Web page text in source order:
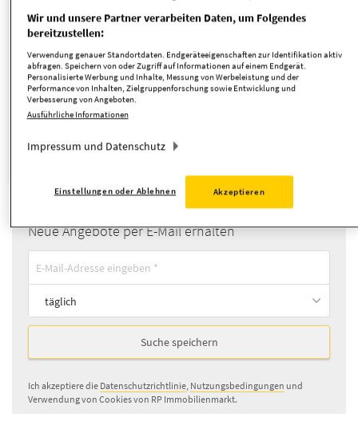
Zimmer
Objekttyp:
Neue Angebote per E-Mail erhalten
täglich
Suche speichern
Ich akzeptiere die Datenschutzrichtlinie, Nutzungsbedingungen und
Verwendung von Cookies von RP Immobilienmarkt.
Wir und unsere Partner verarbeiten Daten, um Folgendes
bereitzustellen:
Verwendung genauer Standortdaten. Endgeräteeigenschaften zur Identifikation aktiv
abfragen. Speichern von oder Zugriff auf Informationen auf einem Endgerät.
Personalisierte Werbung und Inhalte, Messung von Werbeleistung und der
Performance von Inhalten, Zielgruppenforschung sowie Entwicklung und
Verbesserung von Angeboten.
Ausführliche Informationen
Impressum und Datenschutz
Einstellungen oder Ablehnen Akzeptieren